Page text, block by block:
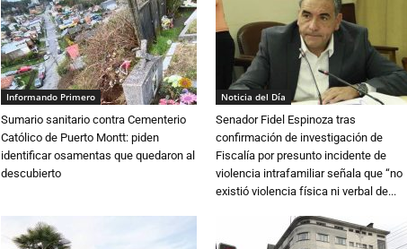
Informando Primero
Sumario sanitario contra Cementerio
Católico de Puerto Montt: piden
identificar osamentas que quedaron al
descubierto
Noticia del Día
Senador Fidel Espinoza tras
confirmación de investigación de
Fiscalía por presunto incidente de
violencia intrafamiliar señala que “no
existió violencia física ni verbal de...